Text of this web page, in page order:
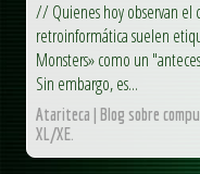
// Quienes hoy observan el
retroinformática suelen
Monsters» como un
Sin embargo, es...
Atariteca | Blog sobre
XL/XE.